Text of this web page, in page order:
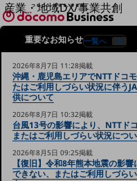
産業・地域DX/事業共創
OPEN HUB for Plural
自律・分散・協調型社会の実現を目
「社会可能性」を探究・実装する事
OPEN HUB for Plural Futures
イベント/ウェビナー
記事コンテンツ
プレイヤー(カタリスト/パート
事例
Smart World
産業・地域DXプラットフォーマー
企業と地域が持続成長する社会を目
フリーワードを入力して
フリーワードでNTTドコモビ
取り組みを検索
重要なお知らせ一覧へ
2026年8月7日 11:28掲載
沖縄・鹿児島エリアでNTTドコ
たはご利用しづらい状況に伴う
供について
2026年8月7日 10:32掲載
台風13号の影響により、NTTド
またはご利用しづらい状況につ
2026年8月5日 09:25掲載
【復旧】令和8年熊本地震の影
できない、またはご利用しづら